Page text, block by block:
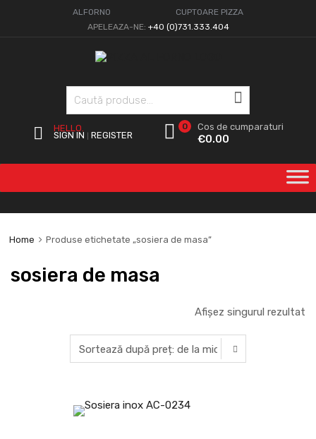
ALFORNO
CUPTOARE PIZZA
APELEAZA-NE: +40 (0)731.333.404
HELLO.
SIGN IN REGISTER
Cos de cumparaturi
€0.00
0
Home Produse etichetate „sosiera de masa”
sosiera de masa
Afișez singurul rezultat